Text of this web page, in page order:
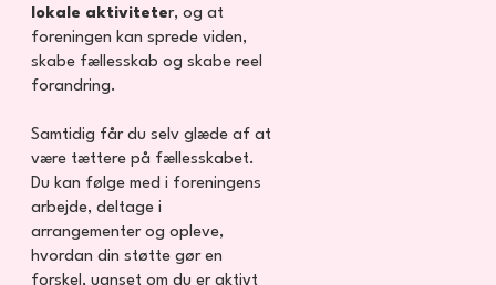
lokale aktiviteter, og at
foreningen kan sprede viden,
skabe fællesskab og skabe reel
forandring.
Samtidig får du selv glæde af at
være tættere på fællesskabet.
Du kan følge med i foreningens
arbejde, deltage i
arrangementer og opleve,
hvordan din støtte gør en
forskel, uanset om du er aktivt